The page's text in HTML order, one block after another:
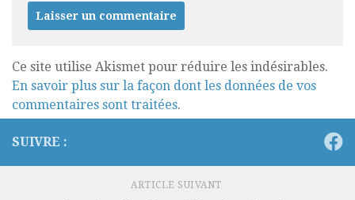
Ce site utilise Akismet pour réduire les indésirables.
En savoir plus sur la façon dont les données de vos
commentaires sont traitées.
SUIVRE :
ARTICLE SUIVANT